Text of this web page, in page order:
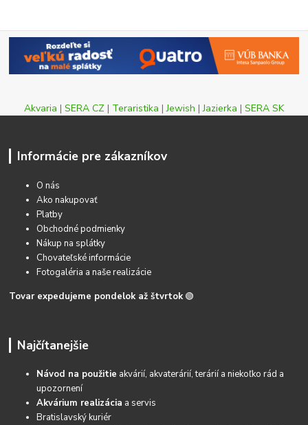
Akvaria | SERA CZ | Teraristika |Jewish |Jazierka | SERA SK
Informácie pre zákazníkov
O nás
Ako nakupovať
Platby
Obchodné podmienky
Nákup na splátky
Chovateľské informácie
Fotogaléria a naše realizácie
Tovar expedujeme pondelok až štvrtok 🟢
Najčítanejšie
Návod na použitie akvárií, akvaterárií, terárií a niekoľko rád a
upozornení
Akvárium realizácia a servis
Bratislavský kuriér